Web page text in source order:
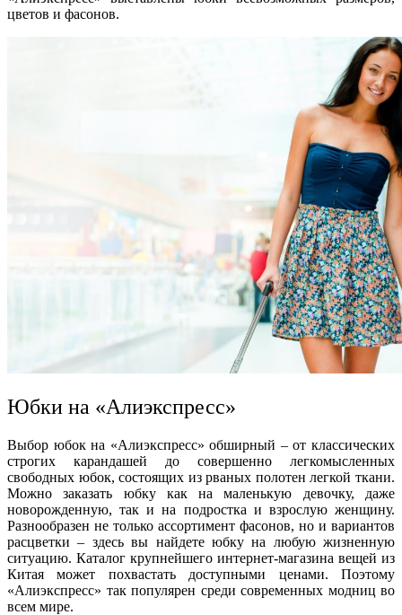
цветов и фасонов.
Юбки на «Алиэкспресс»
Выбор юбок на «Алиэкспресс» обширный – от классических
строгих карандашей до совершенно легкомысленных
свободных юбок, состоящих из рваных полотен легкой ткани.
Можно заказать юбку как на маленькую девочку, даже
новорожденную, так и на подростка и взрослую женщину.
Разнообразен не только ассортимент фасонов, но и вариантов
расцветки – здесь вы найдете юбку на любую жизненную
ситуацию. Каталог крупнейшего интернет-магазина вещей из
Китая может похвастать доступными ценами. Поэтому
«Алиэкспресс» так популярен среди современных модниц во
всем мире.